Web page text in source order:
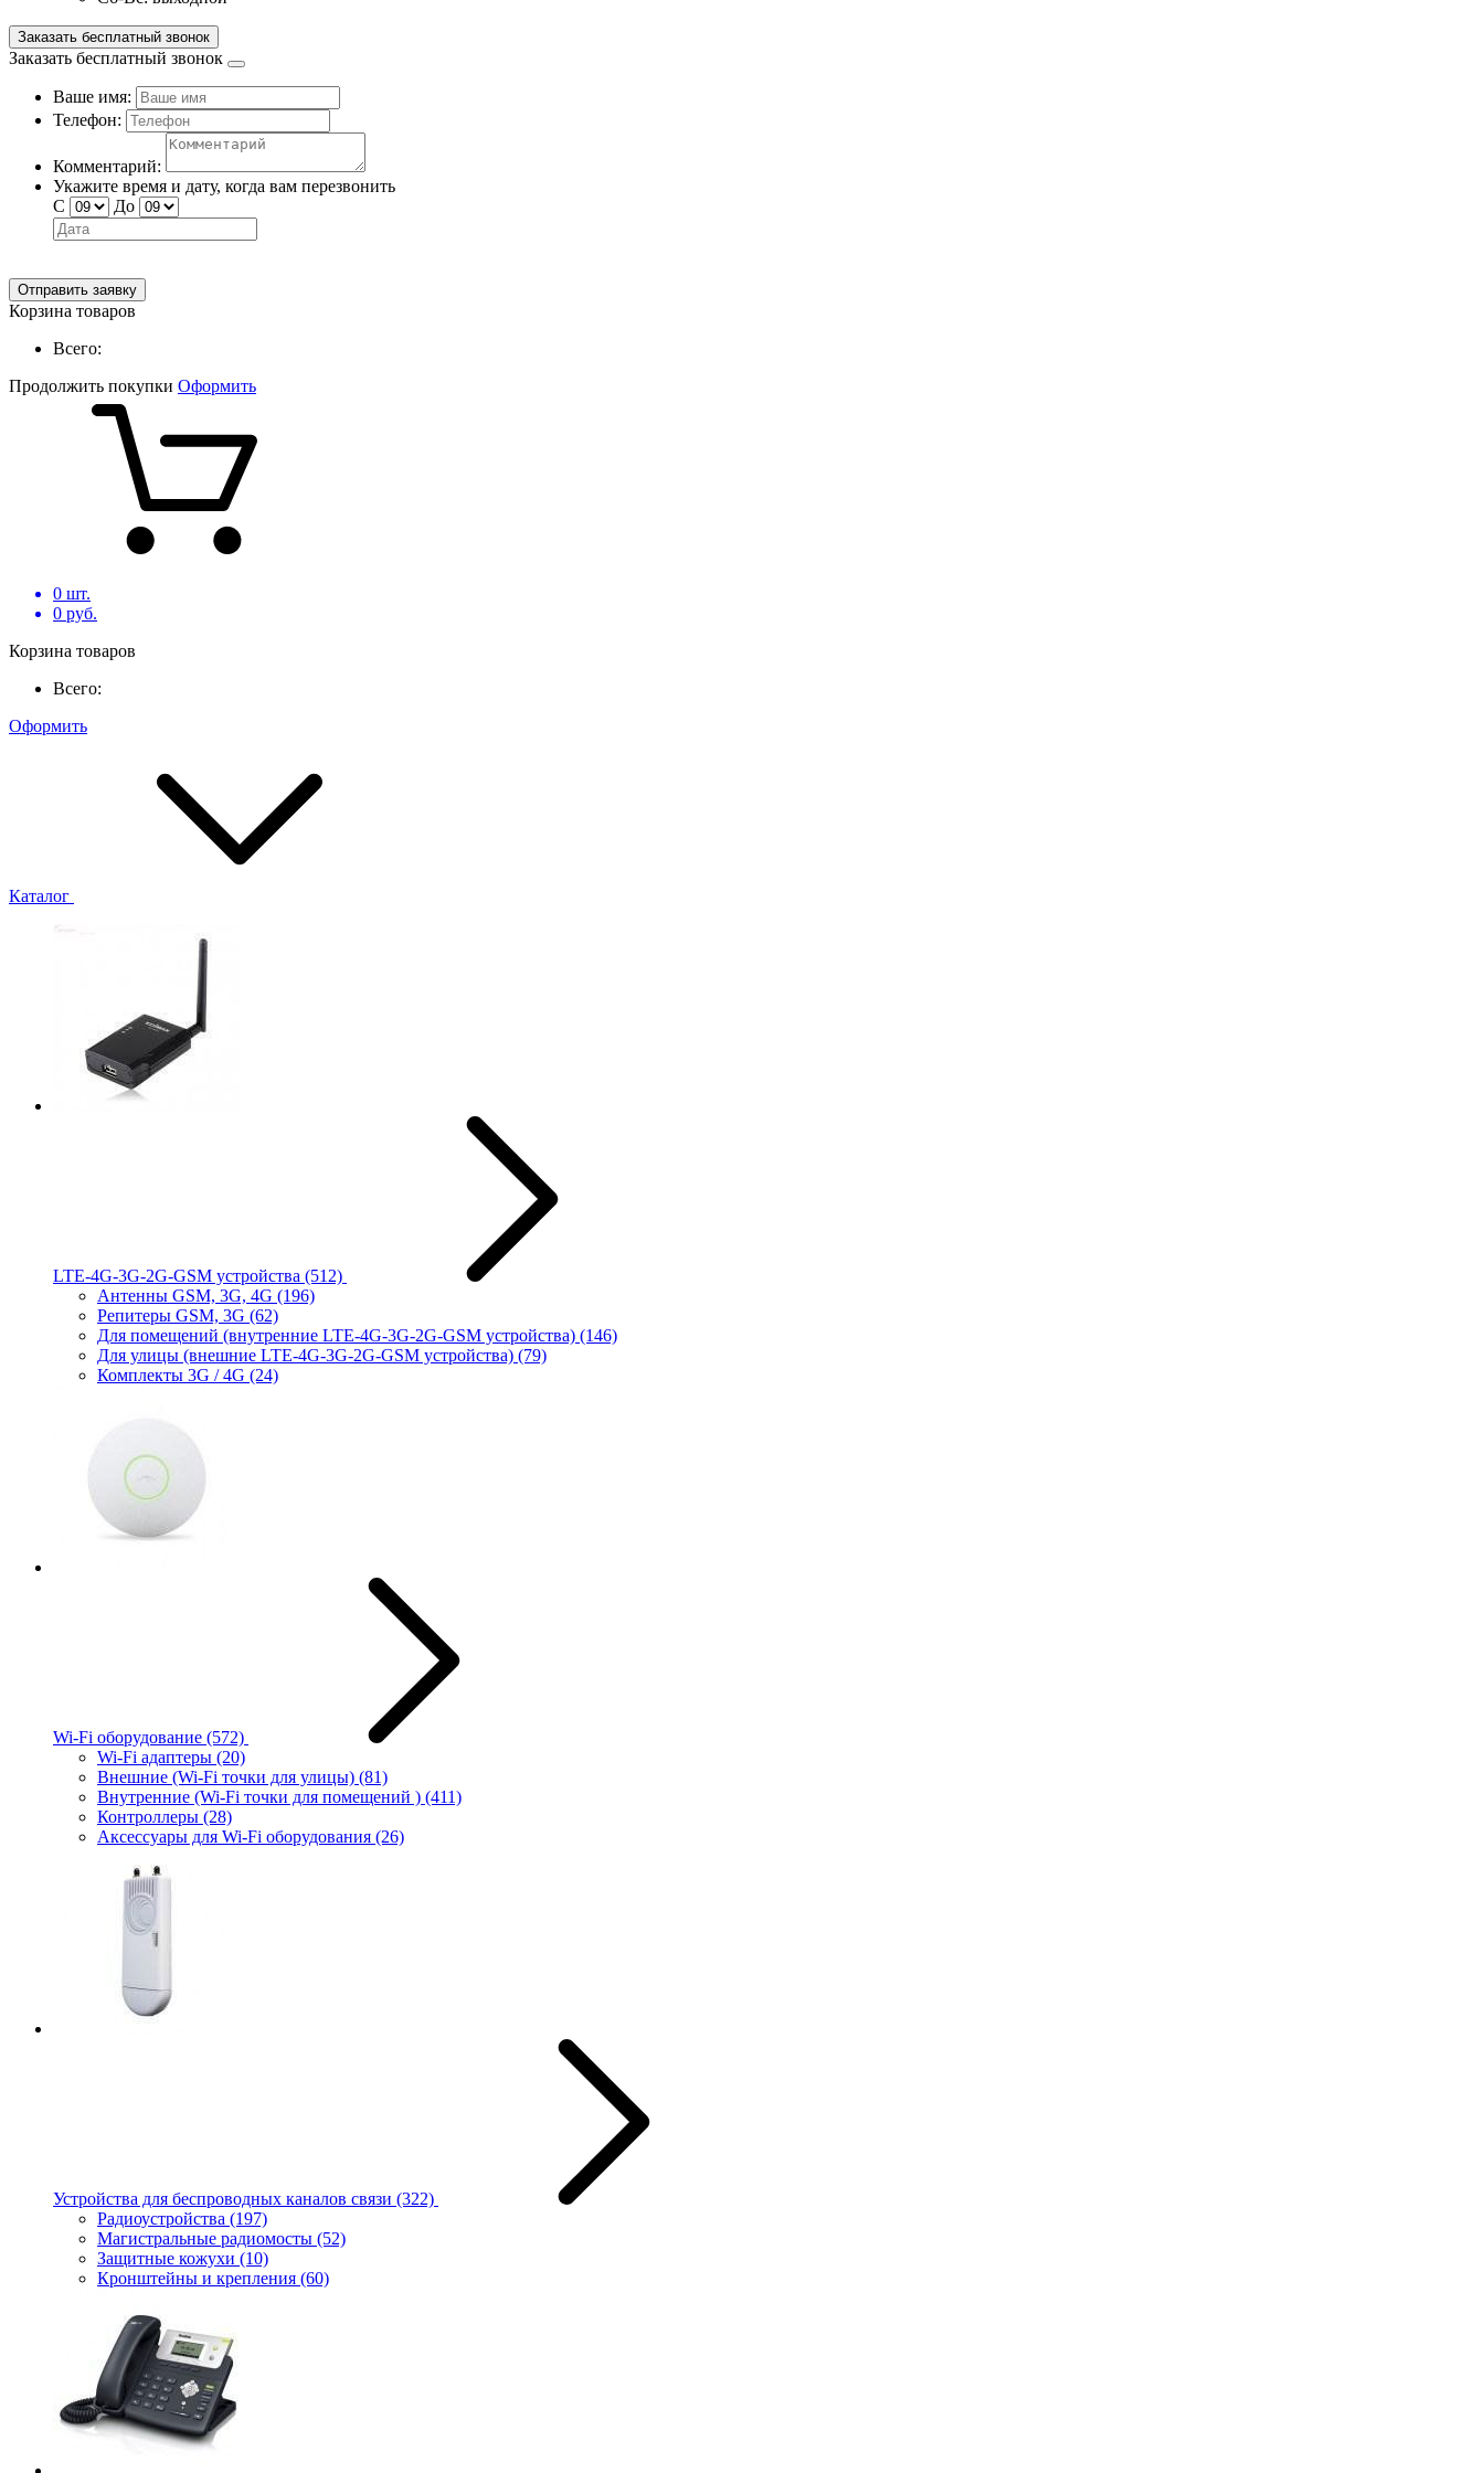
Заказать бесплатный звонок
Заказать бесплатный звонок
Ваше имя:
Телефон:
Комментарий:
Укажите время и дату, когда вам перезвонить
С
До
Отправить заявку
Корзина товаров
Всего:
Продолжить покупки Оформить
0 шт.
0 руб.
Корзина товаров
Всего:
Оформить
Каталог
LTE-4G-3G-2G-GSM устройства (512)
Антенны GSM, 3G, 4G (196)
Репитеры GSM, 3G (62)
Для помещений (внутренние LTE-4G-3G-2G-GSM устройства) (146)
Для улицы (внешние LTE-4G-3G-2G-GSM устройства) (79)
Комплекты 3G / 4G (24)
Wi-Fi оборудование (572)
Wi-Fi адаптеры (20)
Внешние (Wi-Fi точки для улицы) (81)
Внутренние (Wi-Fi точки для помещений ) (411)
Контроллеры (28)
Аксессуары для Wi-Fi оборудования (26)
Устройства для беспроводных каналов связи (322)
Радиоустройства (197)
Магистральные радиомосты (52)
Защитные кожухи (10)
Кронштейны и крепления (60)